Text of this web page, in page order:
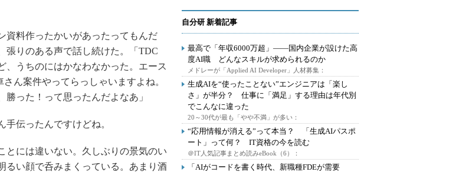
料作ったかいがあったってもんだ
張りのある声で話し続けた。「TDC
、うちのにはかなわなかった。エース
ん案件やってらっしゃいますよね。
った！って思ったんだよなあ」
伝ったんですけどね。
には違いない。久しぶりの景気のい
るい顔で呑みまくっている。あまり酒
自分研 新着記事
最高で「年収6000万超」――国内企業が設けた高
度AI職 どんなスキルが求められるのか
メドレーが「Applied AI Developer」人材募集：
生成AIを“使ったことない”エンジニアは「楽し
さ」が半分？ 仕事に「満足」する理由は年代別
でこんなに違った
20～30代が最も「やや不満」が多い：
“応用情報が消える”って本当？ 「生成AIパスポ
ート」って何？ IT資格の今を読む
＠IT人気記事まとめ読みeBook（6）：
「AIがコードを書く時代、新職種FDEが需要